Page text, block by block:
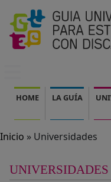
Pasar al contenido
Mobile menu
Navegación principal
HOME LA GUÍA
Inicio Universidades
UNIVERSIDADES